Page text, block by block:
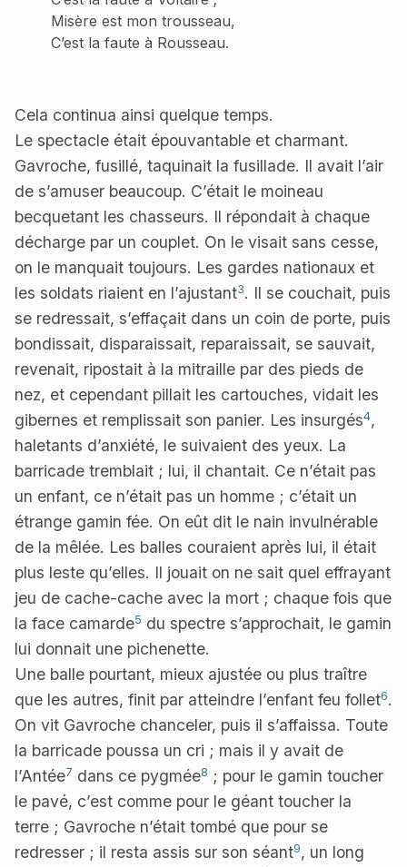
Misère est mon trousseau,
C’est la faute à Rousseau.
Cela continua ainsi quelque temps.
Le spectacle était épouvantable et charmant.
Gavroche, fusillé, taquinait la fusillade. Il avait l’air
de s’amuser beaucoup. C’était le moineau
becquetant les chasseurs. Il répondait à chaque
décharge par un couplet. On le visait sans cesse,
on le manquait toujours. Les gardes nationaux et
les soldats riaient en l’ajustant3. Il se couchait, puis
se redressait, s’effaçait dans un coin de porte, puis
bondissait, disparaissait, reparaissait, se sauvait,
revenait, ripostait à la mitraille par des pieds de
nez, et cependant pillait les cartouches, vidait les
gibernes et remplissait son panier. Les insurgés4,
haletants d’anxiété, le suivaient des yeux. La
barricade tremblait ; lui, il chantait. Ce n’était pas
un enfant, ce n’était pas un homme ; c’était un
étrange gamin fée. On eût dit le nain invulnérable
de la mêlée. Les balles couraient après lui, il était
plus leste qu’elles. Il jouait on ne sait quel effrayant
jeu de cache-cache avec la mort ; chaque fois que
la face camarde5 du spectre s’approchait, le gamin
lui donnait une pichenette.
Une balle pourtant, mieux ajustée ou plus traître
que les autres, finit par atteindre l’enfant feu follet6.
On vit Gavroche chanceler, puis il s’affaissa. Toute
la barricade poussa un cri ; mais il y avait de
l’Antée7 dans ce pygmée8 ; pour le gamin toucher
le pavé, c’est comme pour le géant toucher la
terre ; Gavroche n’était tombé que pour se
redresser ; il resta assis sur son séant9, un long